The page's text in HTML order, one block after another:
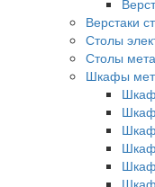
Верстаки
Столы
Столы
Шкафы